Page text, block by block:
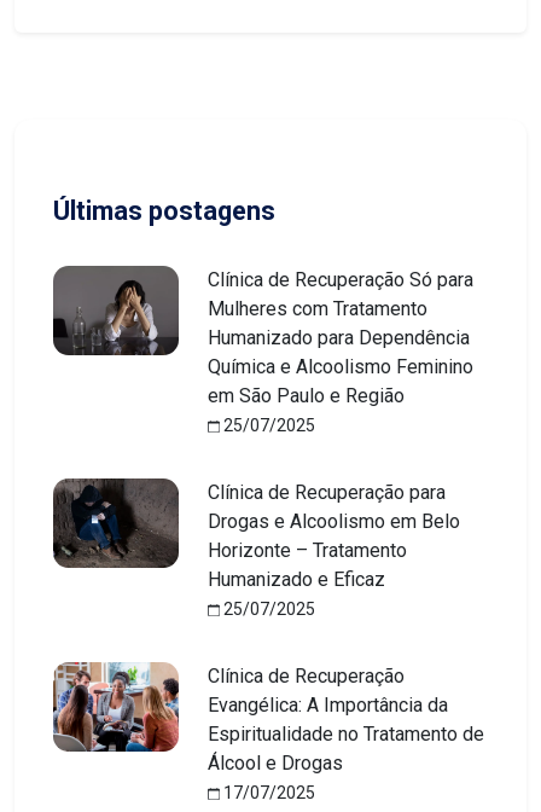
Últimas postagens
Clínica de Recuperação Só para
Mulheres com Tratamento
Humanizado para Dependência
Química e Alcoolismo Feminino
em São Paulo e Região
25/07/2025
Clínica de Recuperação para
Drogas e Alcoolismo em Belo
Horizonte – Tratamento
Humanizado e Eficaz
25/07/2025
Clínica de Recuperação
Evangélica: A Importância da
Espiritualidade no Tratamento de
Álcool e Drogas
17/07/2025